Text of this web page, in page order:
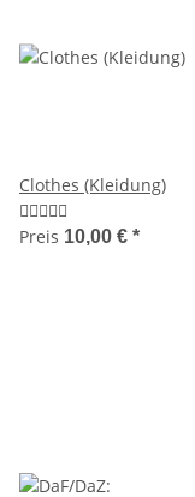
Clothes (Kleidung)
Preis 10,00 € *